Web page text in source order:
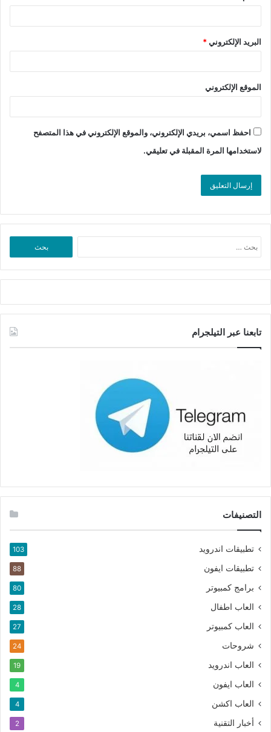
البريد الإلكتروني*
الموقع الإلكتروني
احفظ اسمي، بريدي الإلكتروني، والموقع الإلكتروني في هذا المتصفح
لاستخدامها المرة المقبلة في تعليقي.
عن:
تابعنا عبر التيلجرام
التصنيفات
تطبيقات اندرويد 103
تطبيقات ايفون 88
برامج كمبيوتر 80
العاب اطفال 28
العاب كمبيوتر 27
شروحات 24
العاب اندرويد 19
العاب ايفون 4
العاب اكشن 4
أخبار التقنية 2